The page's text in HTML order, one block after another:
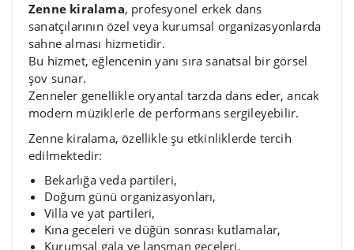
Zenne kiralama, profesyonel erkek dans
sanatçılarının özel veya kurumsal organizasyonlarda
sahne alması hizmetidir.
Bu hizmet, eğlencenin yanı sıra sanatsal bir görsel
şov sunar.
Zenneler genellikle oryantal tarzda dans eder, ancak
modern müziklerle de performans sergileyebilir.
Zenne kiralama, özellikle şu etkinliklerde tercih
edilmektedir:
Bekarlığa veda partileri,
Doğum günü organizasyonları,
Villa ve yat partileri,
Kına geceleri ve düğün sonrası kutlamalar,
Kurumsal gala ve lansman geceleri,